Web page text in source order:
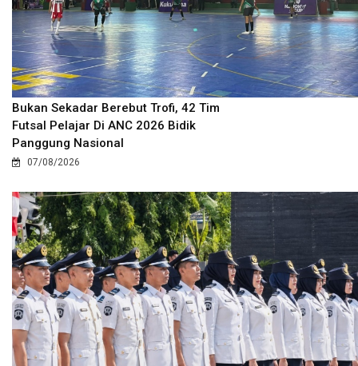
Bukan Sekadar Berebut Trofi, 42 Tim
Futsal Pelajar Di ANC 2026 Bidik
Panggung Nasional
07/08/2026